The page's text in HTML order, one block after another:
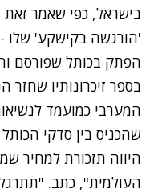
בישראל, כפי שאמר זאת
'הורגשה בקישקע' שלו
הפתק בכותל שפורסם
בספר זיכרונותיו
שהכניס בין סדקי
היווה תזכורת למחיר
העולמית", כתב.